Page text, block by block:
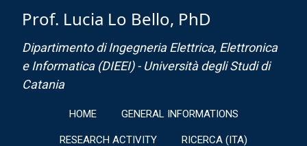
Prof. Lucia Lo Bello, PhD
Dipartimento di Ingegneria Elettrica, Elettronica
e Informatica (DIEEI) - Università degli Studi di
Catania
HOME GENERAL INFORMATIONS
RESEARCH ACTIVITY RICERCA (ITA)